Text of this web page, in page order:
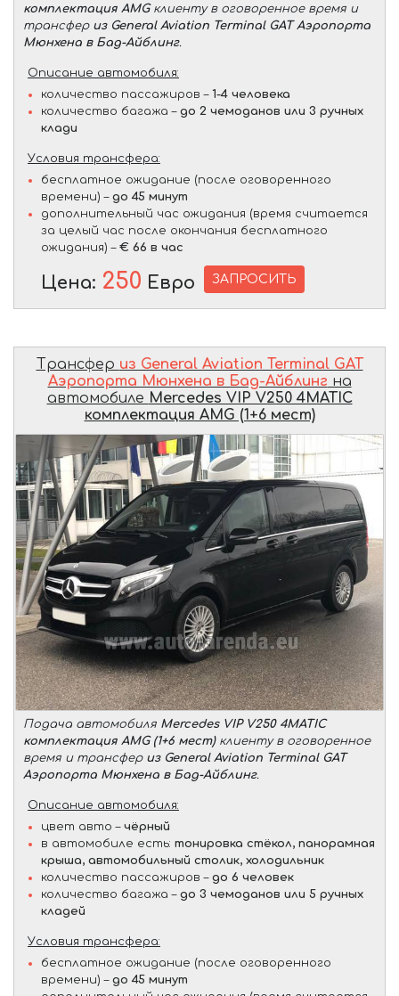
комплектация AMGклиенту в оговоренное время и
трансфер из General Aviation Terminal GAT Аэропорта
Мюнхена в Бад-Айблинг.
Описание автомобиля:
количество пассажиров – 1-4 человека
количество багажа – до 2 чемоданов или 3 ручных
клади
Условия трансфера:
бесплатное ожидание (после оговоренного
времени) – до 45 минут
дополнительный час ожидания (время считается
за целый час после окончания бесплатного
ожидания) – € 66 в час
Цена: 250 Евро ЗАПРОСИТЬ
Трансфер из General Aviation Terminal GAT
Аэропорта Мюнхена в Бад-Айблинг на
автомобиле Mercedes VIP V250 4MATIC
комплектация AMG (1+6 мест)
Подача автомобиля Mercedes VIP V250 4MATIC
комплектация AMG (1+6 мест)клиенту в оговоренное
время и трансфер из General Aviation Terminal GAT
Аэропорта Мюнхена в Бад-Айблинг.
Описание автомобиля:
цвет авто – чёрный
в автомобиле есть: тонировка стёкол, панорамная
крыша, автомобильный столик, холодильник
количество пассажиров – до 6 человек
количество багажа – до 3 чемоданов или 5 ручных
кладей
Условия трансфера:
бесплатное ожидание (после оговоренного
времени) – до 45 минут